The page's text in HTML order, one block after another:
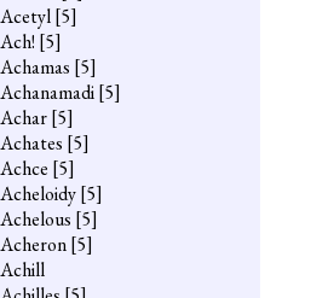
Acetyl[5]
Ach! [5]
Achamas [5]
Achanamadi[5]
Achar[5]
Achates [5]
Achce [5]
Acheloidy[5]
Achelous [5]
Acheron[5]
Achill